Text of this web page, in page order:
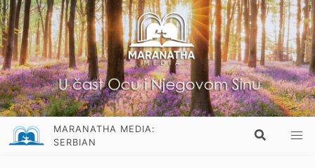
MARANATHA MEDIA:
SERBIAN